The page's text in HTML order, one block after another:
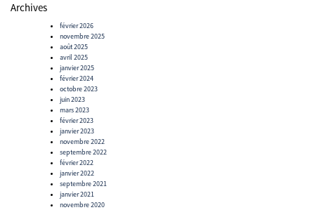
Archives
février 2026
novembre 2025
août 2025
avril 2025
janvier 2025
février 2024
octobre 2023
juin 2023
mars 2023
février 2023
janvier 2023
novembre 2022
septembre 2022
février 2022
janvier 2022
septembre 2021
janvier 2021
novembre 2020